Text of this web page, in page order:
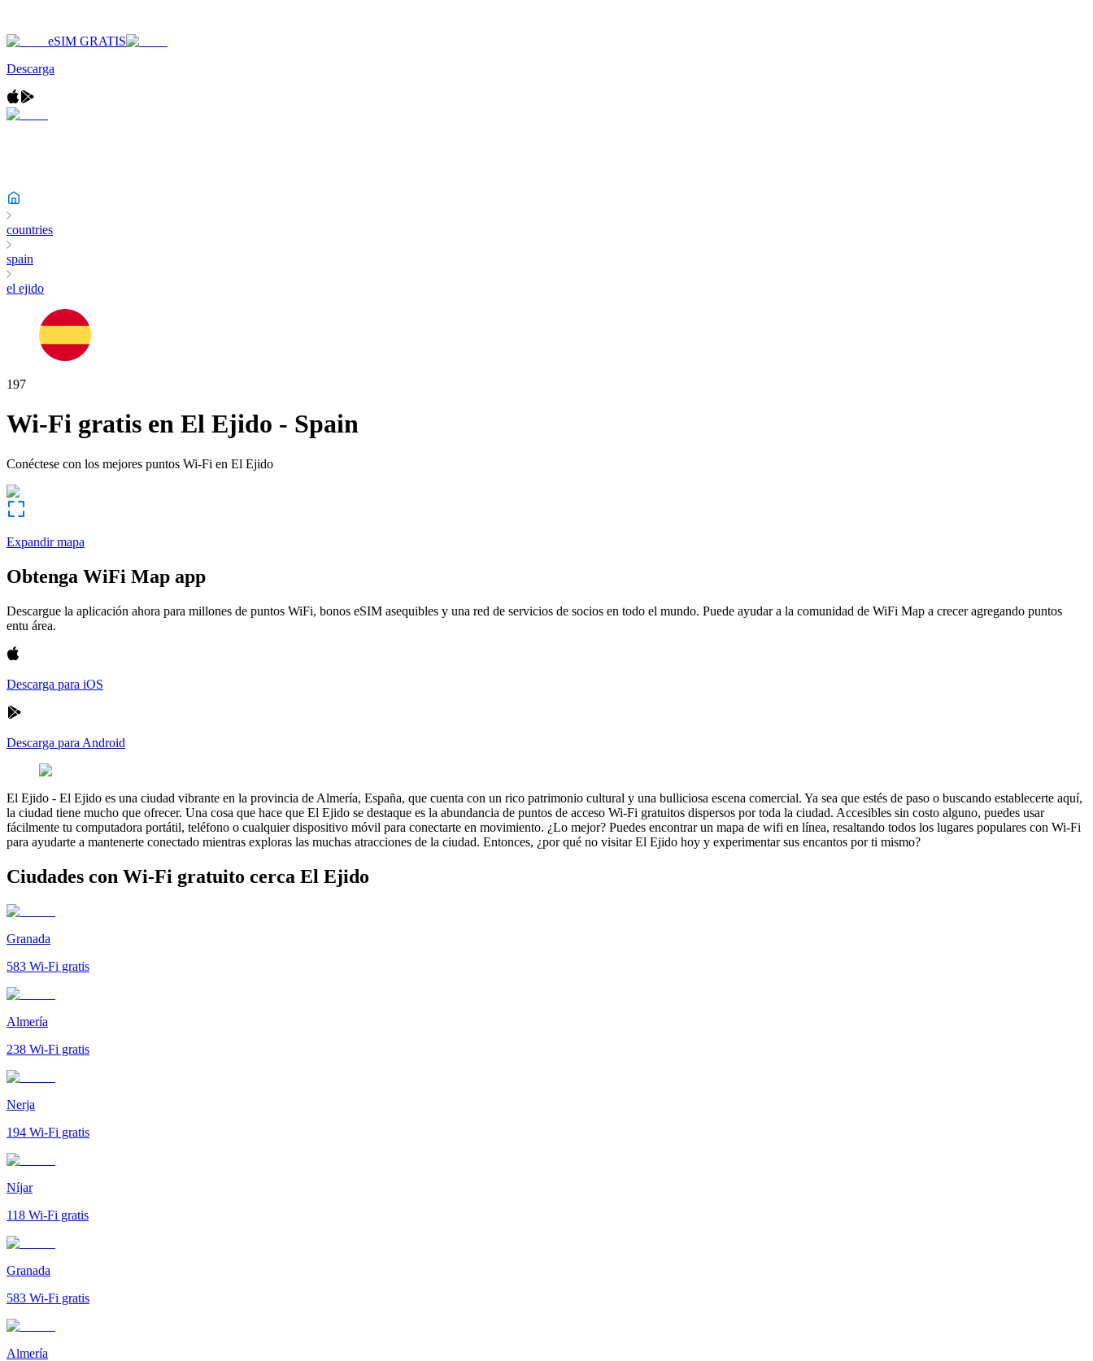
eSIM GRATIS
Descarga
countries
spain
el ejido
197
Wi-Fi gratis en El Ejido - Spain
Conéctese con los mejores puntos Wi-Fi en El Ejido
Expandir mapa
Obtenga WiFi Map app
Descargue la aplicación ahora para millones de puntos WiFi, bonos eSIM asequibles y una red de servicios de socios en todo el mundo. Puede ayudar a la comunidad de WiFi Map a crecer agregando puntos
entu área.
Descarga para iOS
Descarga para Android
El Ejido - El Ejido es una ciudad vibrante en la provincia de Almería, España, que cuenta con un rico patrimonio cultural y una bulliciosa escena comercial. Ya sea que estés de paso o buscando establecerte aquí,
la ciudad tiene mucho que ofrecer. Una cosa que hace que El Ejido se destaque es la abundancia de puntos de acceso Wi-Fi gratuitos dispersos por toda la ciudad. Accesibles sin costo alguno, puedes usar
fácilmente tu computadora portátil, teléfono o cualquier dispositivo móvil para conectarte en movimiento. ¿Lo mejor? Puedes encontrar un mapa de wifi en línea, resaltando todos los lugares populares con Wi-Fi
para ayudarte a mantenerte conectado mientras exploras las muchas atracciones de la ciudad. Entonces, ¿por qué no visitar El Ejido hoy y experimentar sus encantos por ti mismo?
Ciudades con Wi-Fi gratuito cerca El Ejido
Granada
583 Wi-Fi gratis
Almería
238 Wi-Fi gratis
Nerja
194 Wi-Fi gratis
Níjar
118 Wi-Fi gratis
Granada
583 Wi-Fi gratis
Almería